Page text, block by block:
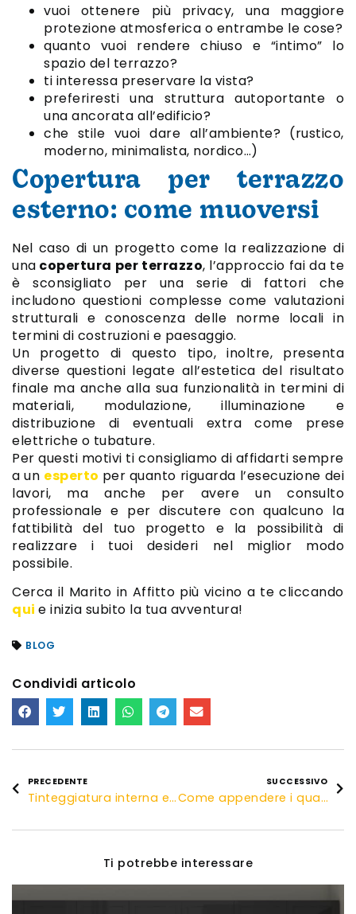
vuoi ottenere più privacy, una maggiore
protezione atmosferica o entrambe le cose?
quanto vuoi rendere chiuso e “intimo” lo
spazio del terrazzo?
ti interessa preservare la vista?
preferiresti una struttura autoportante o
una ancorata all’edificio?
che stile vuoi dare all’ambiente? (rustico,
moderno, minimalista, nordico…)
Copertura per terrazzo
esterno: come muoversi
Nel caso di un progetto come la realizzazione di
una copertura per terrazzo, l’approccio fai da te
è sconsigliato per una serie di fattori che
includono questioni complesse come valutazioni
strutturali e conoscenza delle norme locali in
termini di costruzioni e paesaggio.
Un progetto di questo tipo, inoltre, presenta
diverse questioni legate all’estetica del risultato
finale ma anche alla sua funzionalità in termini di
materiali, modulazione, illuminazione e
distribuzione di eventuali extra come prese
elettriche o tubature.
Per questi motivi ti consigliamo di affidarti sempre
a un esperto per quanto riguarda l’esecuzione dei
lavori, ma anche per avere un consulto
professionale e per discutere con qualcuno la
fattibilità del tuo progetto e la possibilità di
realizzare i tuoi desideri nel miglior modo
possibile.
Cerca il Marito in Affitto più vicino a te cliccando
qui e inizia subito la tua avventura!
BLOG
Condividi articolo
PRECEDENTE
Tinteggiatura interna e trattamenti antimuffa
SUCCESSIVO
Come appendere i quadri in modo semplice e veloce
Ti potrebbe interessare